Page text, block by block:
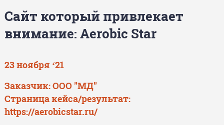
Сайт который привлекает
внимание: Aerobic Star
23 ноября ‘21
Заказчик: ООО "МД"
Страница кейса/результат:
https://aerobicstar.ru/